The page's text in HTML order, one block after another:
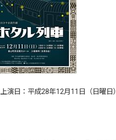
上演日：平成28年12月11日（日曜日）